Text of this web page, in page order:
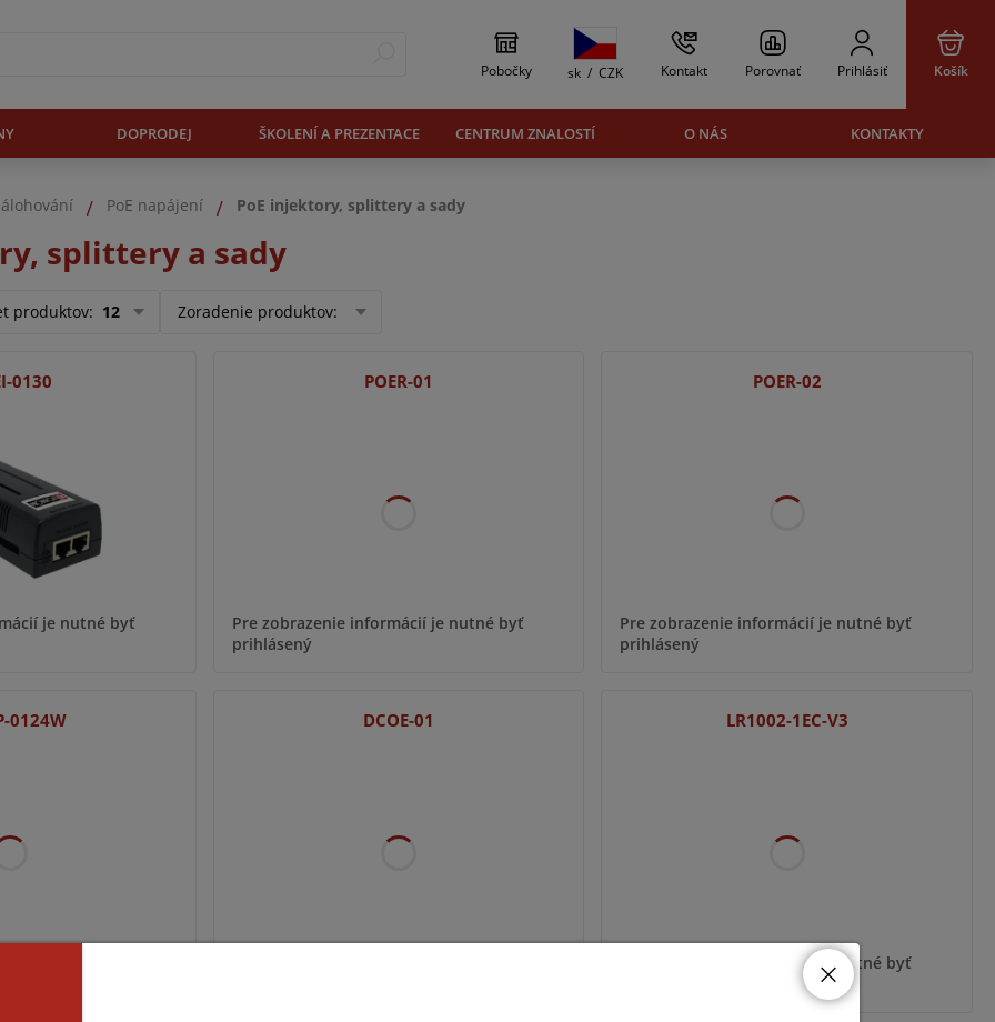
Pobočky sk / CZK Kontakt Porovnať Prihlásiť Košík
DOPRODEJ ŠKOLENÍ A PREZENTACE CENTRUM ZNALOSTÍ O NÁS KONTAKTY
PoE napájení PoE injektory, splittery a sady
splittery a sady
produktov: 12 Zoradenie produktov:
0130
je nutné byť
POER-01
Pre zobrazenie informácií je nutné byť
prihlásený
POER-02
Pre zobrazenie informácií je nutné byť
prihlásený
0124W DCOE-01 LR1002-1EC-V3
Pre zobrazenie informácií je nutné byť